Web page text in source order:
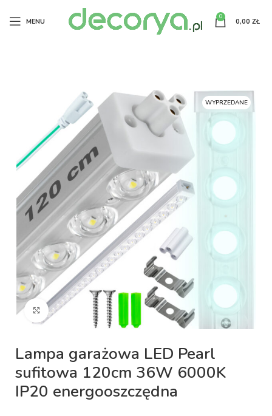
MENU
0
0,00 ZŁ
WYPRZEDANE
Kliknij aby powiększyć
Lampa garażowa LED Pearl
sufitowa 120cm 36W 6000K
IP20 energooszczędna